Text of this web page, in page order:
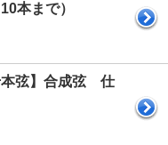
本まで）
弦】合成弦 仕